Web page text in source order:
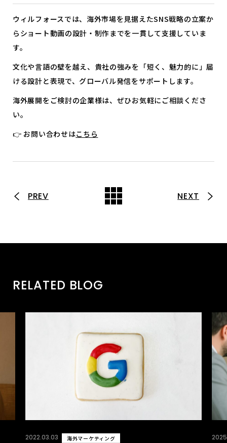
ウィルフォースでは、海外市場を見据えたSNS戦略の立案か
らショート動画の設計・制作までを一貫して支援していま
す。
文化や言語の壁を越え、貴社の強みを「短く、魅力的に」届
ける設計と表現で、グローバル発信をサポートします。
海外展開をご検討の企業様は、ぜひお気軽にご相談くださ
い。
👉 お問い合わせはこちら
PREV NEXT
RELATED BLOG
2022.03.03 海外マーケティング